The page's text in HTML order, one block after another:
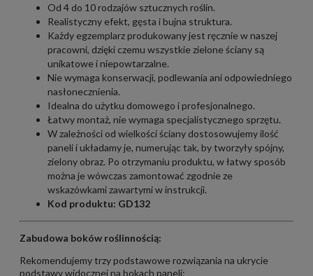
Od 4 do 10 rodzajów sztucznych roślin.
Realistyczny efekt, gęsta i bujna struktura.
Każdy egzemplarz produkowany jest ręcznie w naszej
pracowni, dzięki czemu wszystkie zielone ściany są
unikatowe i niepowtarzalne.
Nie wymaga konserwacji, podlewania ani odpowiedniego
nasłonecznienia.
Idealna do użytku domowego i profesjonalnego.
Łatwy montaż, nie wymaga specjalistycznego sprzętu.
W zależności od wielkości ściany dostosowujemy ilość
paneli i układamy je, numerując tak, by tworzyły spójny,
zielony obraz. Po otrzymaniu produktu, w łatwy sposób
można je wówczas zamontować zgodnie ze
wskazówkami zawartymi w instrukcji.
Kod produktu: GD132
Zabudowa boków roślinnością:
Rekomendujemy trzy podstawowe rozwiązania na ukrycie
podstawy widocznej na bokach paneli: